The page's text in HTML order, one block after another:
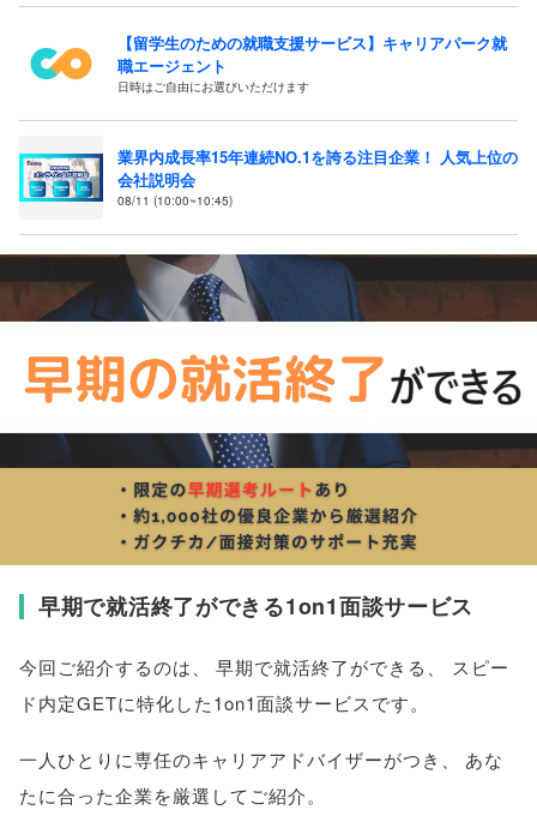
【留学生のための就職支援サービス】キャリアパーク就
職エージェント
日時はご自由にお選びいただけます
業界内成長率15年連続NO.1を誇る注目企業！ 人気上位の
会社説明会
08/11 (10:00~10:45)
早期で就活終了ができる1on1面談サービス
今回ご紹介するのは 早期で就活終了ができる
スピー
ド内定GETに特化した1on1面談サービスです。
一人ひとりに専任のキャリアアドバイザーがつき
あな
たに合った企業を厳選してご紹介。